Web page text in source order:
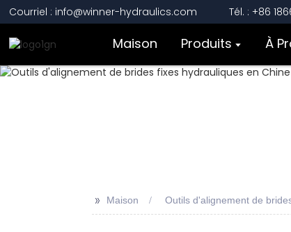
Courriel : info@winner-hydraulics.com Tél. : +86
Maison Produits À
>> Maison Outils d'alignement de